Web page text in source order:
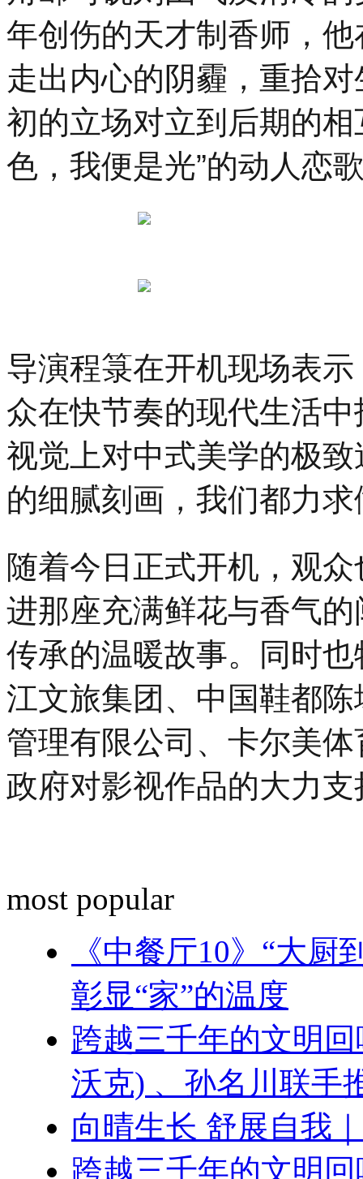
年创伤的天才制香师，
走出内心的阴霾，重拾
初的立场对立到后期的
色，我便是光”的动人恋
导演程箓在开机现场表
众在快节奏的现代生活
视觉上对中式美学的极
的细腻刻画，我们都力求
随着今日正式开机，观
进那座充满鲜花与香气
传承的温暖故事。同时
江文旅集团、中国鞋都
管理有限公司、卡尔美
政府对影视作品的大力支
most popular
《中餐厅10》“大
彰显“家”的温度
跨越三千年的文明
沃克) 、孙名川联手
向晴生长 舒展自我
跨越三千年的文明